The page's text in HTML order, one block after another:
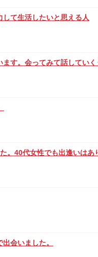
て生活したいと思える人
す。会ってみて話してい
。40代女性でも出逢いはあ
会いました。